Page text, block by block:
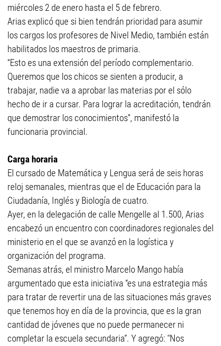
miércoles 2 de enero hasta el 5 de febrero.
Arias explicó que si bien tendrán prioridad para asumir
los cargos los profesores de Nivel Medio, también están
habilitados los maestros de primaria.
“Esto es una extensión del período complementario.
Queremos que los chicos se sienten a producir, a
trabajar, nadie va a aprobar las materias por el sólo
hecho de ir a cursar. Para lograr la acreditación, tendrán
que demostrar los conocimientos”, manifestó la
funcionaria provincial.
Carga horaria
El cursado de Matemática y Lengua será de seis horas
reloj semanales, mientras que el de Educación para la
Ciudadanía, Inglés y Biología de cuatro.
Ayer, en la delegación de calle Mengelle al 1.500, Arias
encabezó un encuentro con coordinadores regionales del
ministerio en el que se avanzó en la logística y
organización del programa.
Semanas atrás, el ministro Marcelo Mango había
argumentado que esta iniciativa “es una estrategia más
para tratar de revertir una de las situaciones más graves
que tenemos hoy en día de la provincia, que es la gran
cantidad de jóvenes que no puede permanecer ni
completar la escuela secundaria”. Y agregó: "Nos